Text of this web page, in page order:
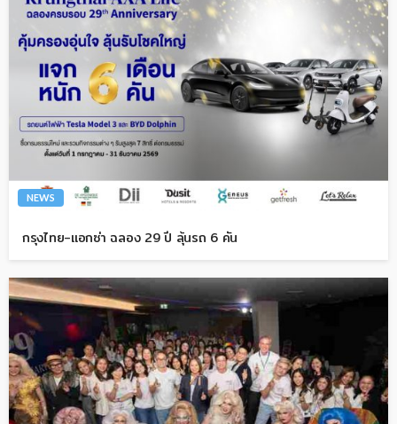
NEWS
กรุงไทย-แอกซ่า ฉลอง 29 ปี ลุ้นรถ 6 คัน